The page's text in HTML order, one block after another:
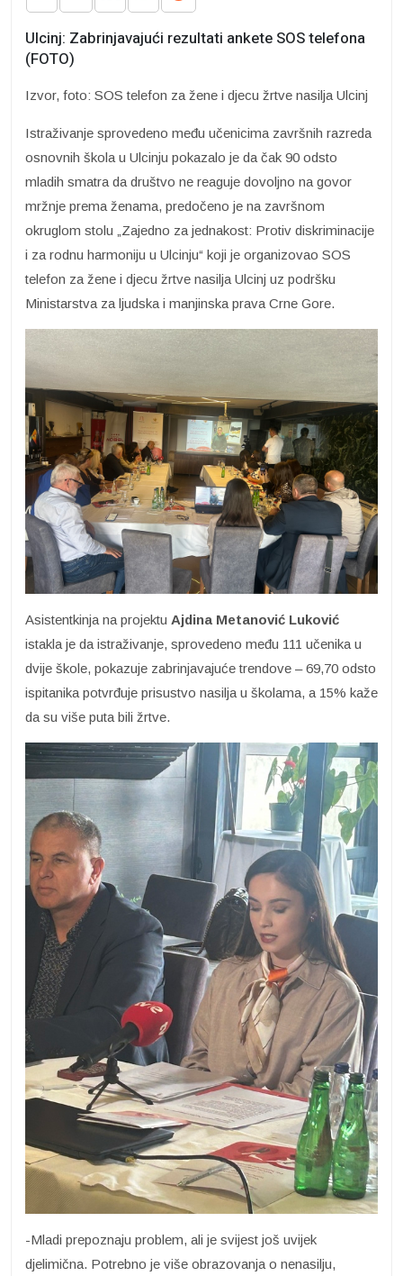
Ulcinj: Zabrinjavajući rezultati ankete SOS telefona
(FOTO)
Izvor, foto: SOS telefon za žene i djecu žrtve nasilja Ulcinj
Istraživanje sprovedeno među učenicima završnih razreda
osnovnih škola u Ulcinju pokazalo je da čak 90 odsto
mladih smatra da društvo ne reaguje dovoljno na govor
mržnje prema ženama, predočeno je na završnom
okruglom stolu „Zajedno za jednakost: Protiv diskriminacije
i za rodnu harmoniju u Ulcinju“ koji je organizovao SOS
telefon za žene i djecu žrtve nasilja Ulcinj uz podršku
Ministarstva za ljudska i manjinska prava Crne Gore.
Asistentkinja na projektu Ajdina Metanović Luković
istakla je da istraživanje, sprovedeno među 111 učenika u
dvije škole, pokazuje zabrinjavajuće trendove – 69,70 odsto
ispitanika potvrđuje prisustvo nasilja u školama, a 15% kaže
da su više puta bili žrtve.
-Mladi prepoznaju problem, ali je svijest još uvijek
djelimična. Potrebno je više obrazovanja o nenasilju,